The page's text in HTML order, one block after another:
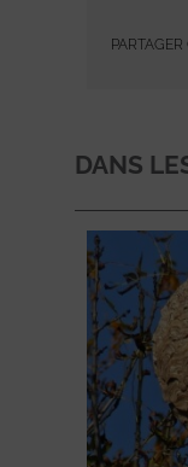
PARTAGER
DANS